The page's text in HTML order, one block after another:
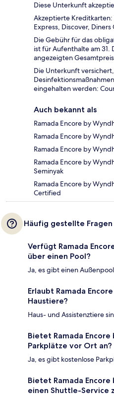
Diese Unterkunft
Akzeptierte Kreditkarten:
Express, Discover,
Die Gebühr für das
ist für Aufenthalte am 31.
angezeigten
Die Unterkunft
eingehalten werden:
Auch bekannt als
Ramada Encore by
Ramada Encore by
Ramada Encore by
Ramada Encore by
Seminyak
Ramada Encore by
Certified
Häufig gestellte Fragen
Verfügt Ramada
über einen Pool?
Ja, es gibt einen
Erlaubt Ramada
Haustiere?
Haus- und Assistenztiere
Bietet Ramada Encore
Parkplätze vor Ort an?
Ja, es gibt kostenlose
Bietet Ramada Encore
einen Shuttle-Service